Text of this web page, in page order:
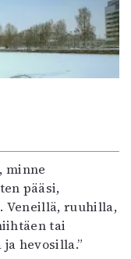
minne
pääsi,
Veneillä, ruuhilla,
tai
hevosilla.”